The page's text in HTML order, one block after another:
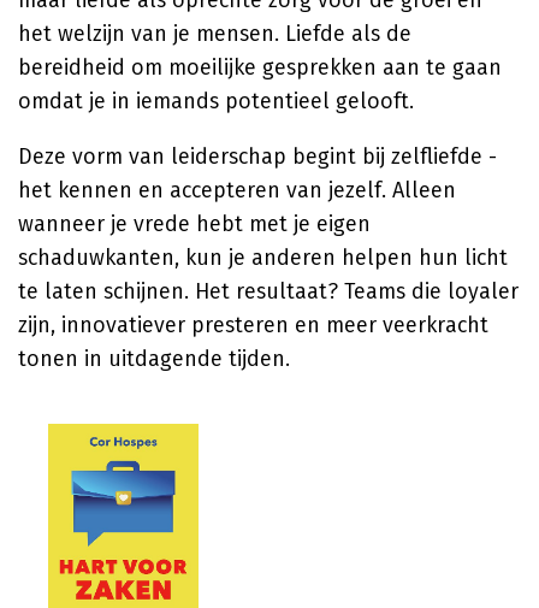
het welzijn van je mensen. Liefde als de
bereidheid om moeilijke gesprekken aan te gaan
omdat je in iemands potentieel gelooft.
Deze vorm van leiderschap begint bij zelfliefde -
het kennen en accepteren van jezelf. Alleen
wanneer je vrede hebt met je eigen
schaduwkanten, kun je anderen helpen hun licht
te laten schijnen. Het resultaat? Teams die loyaler
zijn, innovatiever presteren en meer veerkracht
tonen in uitdagende tijden.